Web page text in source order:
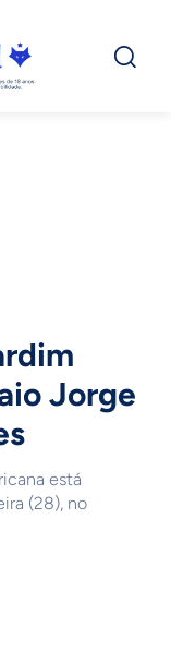
Jorge
está
(28), no